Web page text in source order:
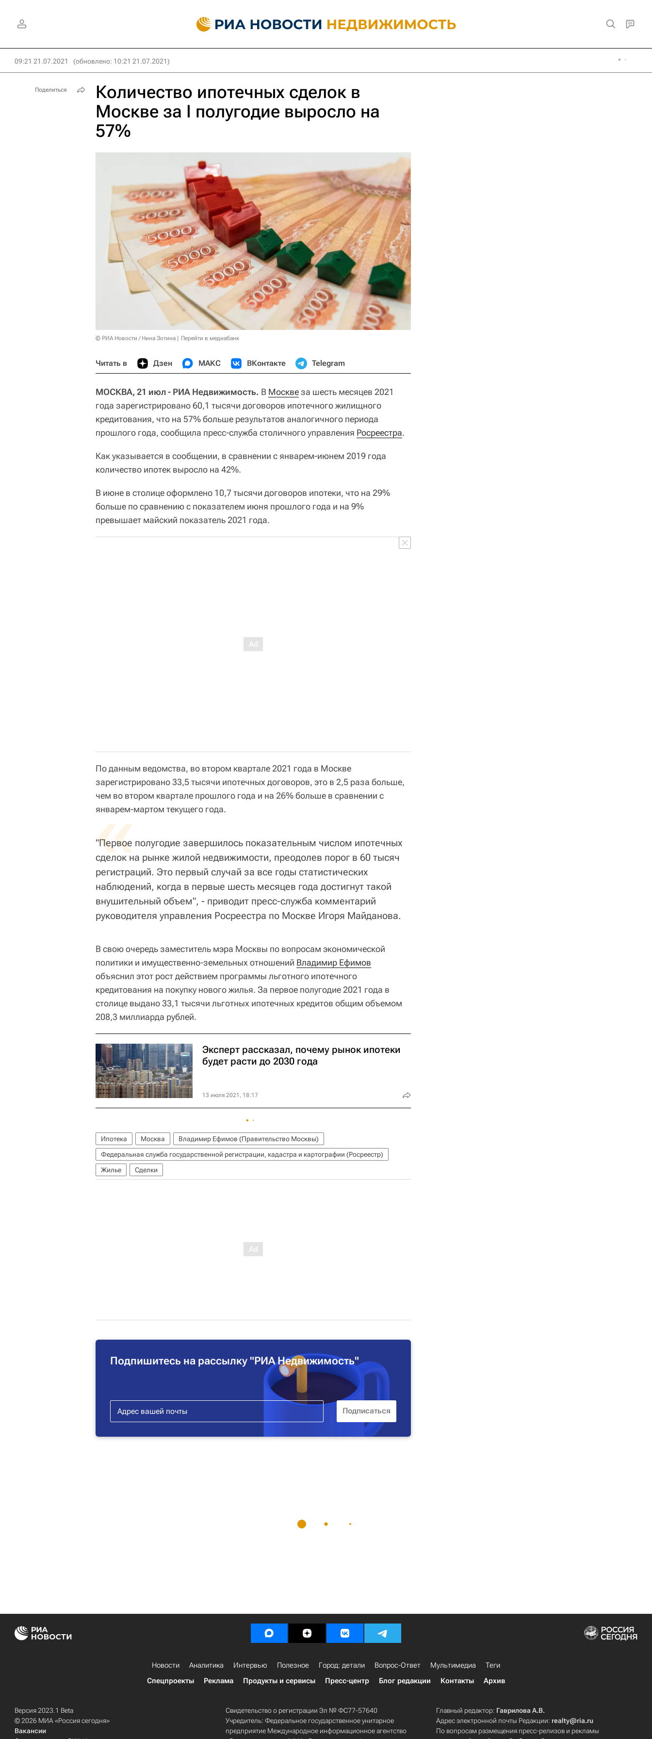
09:21 21.07.2021 (обновлено: 10:21 21.07.2021)
Количество ипотечных сделок в
Москве за I полугодие выросло на
57%
© РИА Новости / Нина Зотина Перейти в медиабанк
Читать в Дзен МАКС ВКонтакте Telegram
МОСКВА, 21 июл - РИА Недвижимость. В Москвеза шесть месяцев 2021
года зарегистрировано 60,1 тысячи договоров ипотечного жилищного
кредитования, что на 57% больше результатов аналогичного периода
прошлого года, сообщила пресс-служба столичного управления Росреестра.
Как указывается в сообщении, в сравнении с январем-июнем 2019 года
количество ипотек выросло на 42%.
В июне в столице оформлено 10,7 тысячи договоров ипотеки, что на 29%
больше по сравнению с показателем июня прошлого года и на 9%
превышает майский показатель 2021 года.
По данным ведомства, во втором квартале 2021 года в Москве
зарегистрировано 33,5 тысячи ипотечных договоров, это в 2,5 раза больше,
чем во втором квартале прошлого года и на 26% больше в сравнении с
январем-мартом текущего года.
«
"Первое полугодие завершилось показательным числом ипотечных
сделок на рынке жилой недвижимости, преодолев порог в 60 тысяч
регистраций. Это первый случай за все годы статистических
наблюдений, когда в первые шесть месяцев года достигнут такой
внушительный объем", - приводит пресс-служба комментарий
руководителя управления Росреестра по Москве Игоря Майданова.
В свою очередь заместитель мэра Москвы по вопросам экономической
политики и имущественно-земельных отношений Владимир Ефимов
объяснил этот рост действием программы льготного ипотечного
кредитования на покупку нового жилья. За первое полугодие 2021 года в
столице выдано 33,1 тысячи льготных ипотечных кредитов общим объемом
208,3 миллиарда рублей.
Эксперт рассказал, почему рынок ипотеки
будет расти до 2030 года
13 июля 2021, 18:17
Ипотека Москва
Владимир Ефимов (Правительство Москвы)
Федеральная служба государственной регистрации, кадастра и картографии (Росреестр)
Жилье
Сделки
Подпишитесь на рассылку "РИА Недвижимость"
Поделиться
Новости Аналитика Интервью Полезное Город: детали Вопрос-Ответ Мультимедиа
Теги
Спецпроекты
Реклама Продукты и сервисы Пресс-центр Блог редакции Контакты Архив
Версия 2023.1 Beta
© 2026 МИА «Россия сегодня»
Вакансии
Свидетельство о регистрации Эл № ФС77-57640
Учредитель: Федеральное государственное унитарное
предприятие Международное информационное агентство
Главный редактор: Гаврилова А.В.
Адрес электронной почты Редакции: realty@ria.ru
По вопросам размещения пресс-релизов и рекламы